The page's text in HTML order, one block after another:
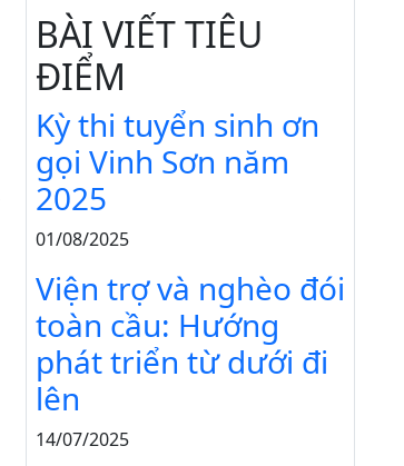
BÀI VIẾT TIÊU
ĐIỂM
Kỳ thi tuyển sinh ơn
gọi Vinh Sơn năm
2025
01/08/2025
Viện trợ và nghèo đói
toàn cầu: Hướng
phát triển từ dưới đi
lên
14/07/2025